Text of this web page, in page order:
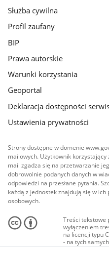
Służba cywilna
Profil zaufany
BIP
Prawa autorskie
Warunki korzystania
Geoportal
Deklaracja dostępności
Ustawienia prywatności
Strony dostępne w domenie
mailowych. Użytkownik
mail zgadza się na przetwarzanie
dobrowolnie podanych danych w
odpowiedzi na przesłane pytania.
każdą z jednostek znajdują się w
osobowych.
Treści tekstowe
wyłączeniem
na licencji typu
- na tych
Materiały